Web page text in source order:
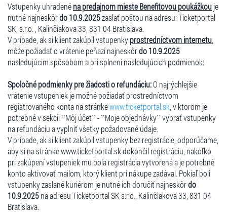
Vstupenky uhradenéna predajnom mieste Benefitovou poukážkouje
nutné najneskôrdo 10.9.2025zaslať poštou na adresu: Ticketportal
SK, s.r.o. , Kalinčiakova 33, 831 04 Bratislava.
V prípade, ak si klient zakúpil vstupenkyprostredníctvom internetu
môže požiadať o vrátenie peňazí najneskôrdo 10.9.2025
nasledujúcim spôsobom a pri splnení nasledujúcich podmienok:
Spoločné podmienky pre žiadosti o refundáciu:O najrýchlejšie
vrátenie vstupeniek je možné požiadať prostredníctvom
registrovaného konta na stránkewww.ticketportal.sk , v ktorom je
potrebné v sekcii ``Môj účet`` - ``Moje objednávky`` vybrať vstupenky
na refundáciu a vyplniť všetky požadované údaje.
V prípade, ak si klient zakúpil vstupenky bez registrácie, odporúčame,
aby si na stránke www.ticketportal.sk dokončil registráciu, nakoľko
pri zakúpení vstupeniek mu bola registrácia vytvorená a je potrebné
konto aktivovať mailom, ktorý klient pri nákupe zadával. Pokiaľ boli
vstupenky zaslané kuriérom je nutné ich doručiť najneskôrdo
10.9.2025na adresu Ticketportal SK s.r.o., Kalinčiakova 33, 831 04
Bratislava.